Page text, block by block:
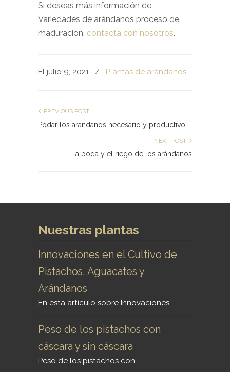
Si deseas más información de,
Variedades de arándanos proceso de
maduración, contacta con nosotros.
El julio 9, 2021 / Plantas de arándanos
PREVIOUS POST
Podar los arándanos necesario y productivo
NEXT POST
La poda y el riego de los arándanos
Nuestras plantas
Innovaciones en el Cultivo de
Pistachos, Aguacates y
Arándanos
En esta artículo sobre Innovaciones...
Peso de los pistachos con
cáscara y sin cáscara
Peso de los pistachos con...